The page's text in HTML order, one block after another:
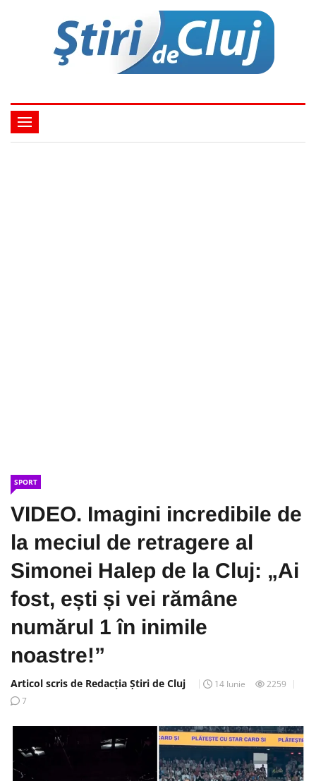
SPORT
VIDEO. Imagini incredibile de
la meciul de retragere al
Simonei Halep de la Cluj: „Ai
fost, ești și vei rămâne
numărul 1 în inimile
noastre!”
Articol scris de Redacția Știri de Cluj 14 Iunie
2259
7